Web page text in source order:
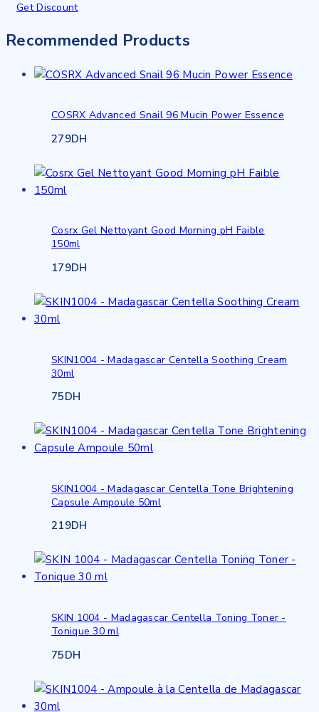
Get Discount
Recommended Products
COSRX Advanced Snail 96 Mucin Power Essence
279DH
Cosrx Gel Nettoyant Good Morning pH Faible
150ml
179DH
SKIN1004 - Madagascar Centella Soothing Cream
30ml
75DH
SKIN1004 - Madagascar Centella Tone Brightening
Capsule Ampoule 50ml
219DH
SKIN 1004 - Madagascar Centella Toning Toner -
Tonique 30 ml
75DH